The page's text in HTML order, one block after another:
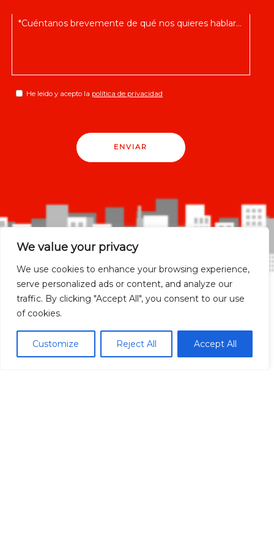
We value your privacy
We use cookies to enhance your browsing experience,
serve personalized ads or content, and analyze our
traffic. By clicking "Accept All", you consent to our use
of cookies.
Customize Reject All Accept All
He leido y acepto la política de privacidad
ENVIAR
Madrid localidades